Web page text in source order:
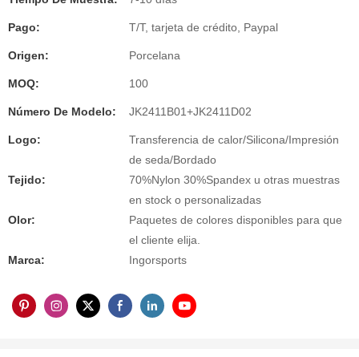
Pago: T/T, tarjeta de crédito, Paypal
Origen: Porcelana
MOQ: 100
Número De Modelo: JK2411B01+JK2411D02
Logo:
Transferencia de calor/Silicona/Impresión
de seda/Bordado
Tejido:
70%Nylon 30%Spandex u otras muestras
en stock o personalizadas
Olor:
Paquetes de colores disponibles para que
el cliente elija.
Marca:
Ingorsports